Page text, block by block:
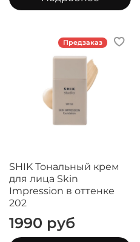
Предзаказ
SHIK Тональный крем
для лица Skin
Impression в оттенке
202
1990 руб